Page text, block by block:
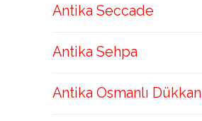
Antika Seccade
Antika Sehpa
Antika Osmanlı Dükkan